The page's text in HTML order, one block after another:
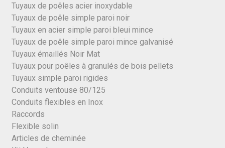
Tuyaux de poêles acier inoxydable
Tuyaux de poêle simple paroi noir
Tuyaux en acier simple paroi bleui mince
Tuyaux de poêle simple paroi mince galvanisé
Tuyaux émaillés Noir Mat
Tuyaux pour poêles à granulés de bois pellets
Tuyaux simple paroi rigides
Conduits ventouse 80/125
Conduits flexibles en Inox
Raccords
Flexible solin
Articles de cheminée